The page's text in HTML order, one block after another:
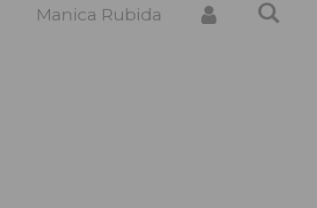
Manica Rubida